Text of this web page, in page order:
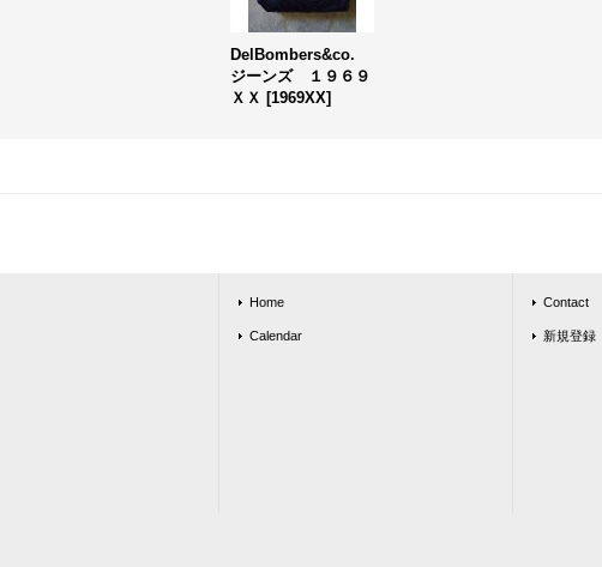
DelBombers&co.
ジーンズ １９６９
ＸＸ [1969XX]
Home
Calendar
Contact
新規登録